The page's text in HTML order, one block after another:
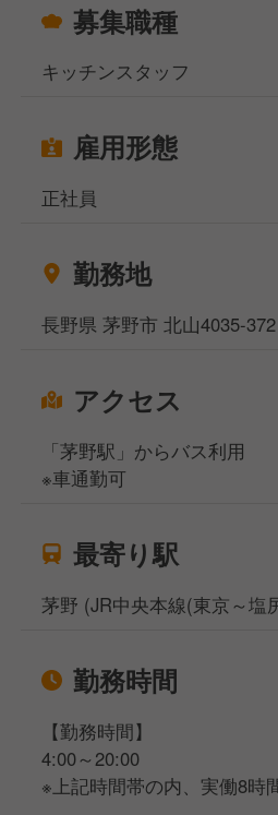
募集職種
キッチンスタッフ
雇用形態
正社員
勤務地
長野県 茅野市 北山4035-372
アクセス
「茅野駅」からバス利用
※車通勤可
最寄り駅
茅野 (JR中央本線(東京～塩
勤務時間
【勤務時間】
4:00～20:00
※上記時間帯の内、実働8時